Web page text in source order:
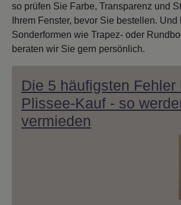
so prüfen Sie Farbe, Transparenz und
Ihrem Fenster, bevor Sie bestellen. Und
Sonderformen wie Trapez- oder
beraten wir Sie gern persönlich.
Die 5 häufigsten Fehler
Plissee-Kauf - so
vermieden